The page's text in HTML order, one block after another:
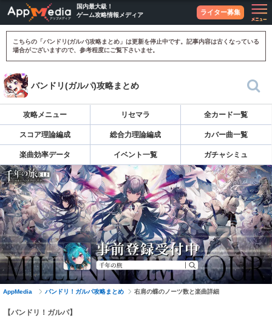
国内最大級！
ゲーム攻略情報メディア
ライター募集
こちらの「バンドリ(ガルパ)攻略まとめ」は更新を停止中です。記事内容は古くなっている
場合がございますので、参考程度にご覧下さいませ。
バンドリ(ガルパ)攻略まとめ
攻略メニュー リセマラ 全カード一覧
スコア理論編成 総合力理論編成 カバー曲一覧
楽曲効率データ イベント一覧 ガチャシミュ
AppMedia バンドリ！ガルパ攻略まとめ 右肩の蝶のノーツ数と楽曲詳細
【バンドリ！ガルパ】